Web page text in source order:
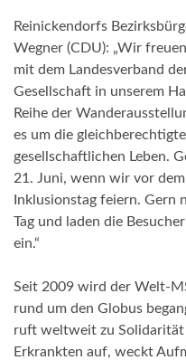
Reinickendorfs
Wegner (CDU): „Wir
mit dem Landesverband
Gesellschaft in unserem
Reihe der
es um die
gesellschaftlichen Leben.
21. Juni, wenn wir vor
Inklusionstag feiern. Gern
Tag und laden die
ein.“
Seit 2009 wird der Welt-
rund um den Globus
ruft weltweit zu
Erkrankten auf, weckt